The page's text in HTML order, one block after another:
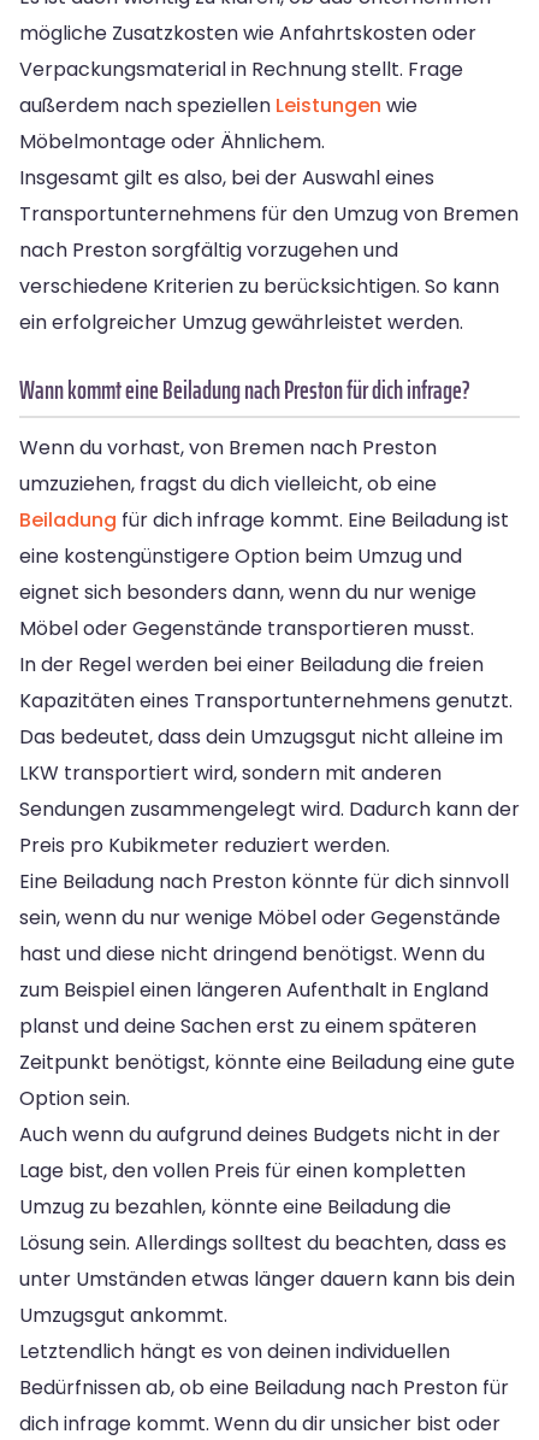
mögliche Zusatzkosten wie Anfahrtskosten oder
Verpackungsmaterial in Rechnung stellt. Frage
außerdem nach speziellen Leistungen wie
Möbelmontage oder Ähnlichem.
Insgesamt gilt es also, bei der Auswahl eines
Transportunternehmens für den Umzug von Bremen
nach Preston sorgfältig vorzugehen und
verschiedene Kriterien zu berücksichtigen. So kann
ein erfolgreicher Umzug gewährleistet werden.
Wann kommt eine Beiladung nach Preston für dich infrage?
Wenn du vorhast, von Bremen nach Preston
umzuziehen, fragst du dich vielleicht, ob eine
Beiladung für dich infrage kommt. Eine Beiladung ist
eine kostengünstigere Option beim Umzug und
eignet sich besonders dann, wenn du nur wenige
Möbel oder Gegenstände transportieren musst.
In der Regel werden bei einer Beiladung die freien
Kapazitäten eines Transportunternehmens genutzt.
Das bedeutet, dass dein Umzugsgut nicht alleine im
LKW transportiert wird, sondern mit anderen
Sendungen zusammengelegt wird. Dadurch kann der
Preis pro Kubikmeter reduziert werden.
Eine Beiladung nach Preston könnte für dich sinnvoll
sein, wenn du nur wenige Möbel oder Gegenstände
hast und diese nicht dringend benötigst. Wenn du
zum Beispiel einen längeren Aufenthalt in England
planst und deine Sachen erst zu einem späteren
Zeitpunkt benötigst, könnte eine Beiladung eine gute
Option sein.
Auch wenn du aufgrund deines Budgets nicht in der
Lage bist, den vollen Preis für einen kompletten
Umzug zu bezahlen, könnte eine Beiladung die
Lösung sein. Allerdings solltest du beachten, dass es
unter Umständen etwas länger dauern kann bis dein
Umzugsgut ankommt.
Letztendlich hängt es von deinen individuellen
Bedürfnissen ab, ob eine Beiladung nach Preston für
dich infrage kommt. Wenn du dir unsicher bist oder